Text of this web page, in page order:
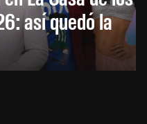
así quedó la